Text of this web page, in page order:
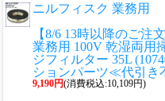
ニルフィスク 業務用
【8/6 13時以降のご注
業務用 100V 乾湿両用
ジフィルター 35L
ションパーツ≪代引き
9,190円(消費税込:10,109円)